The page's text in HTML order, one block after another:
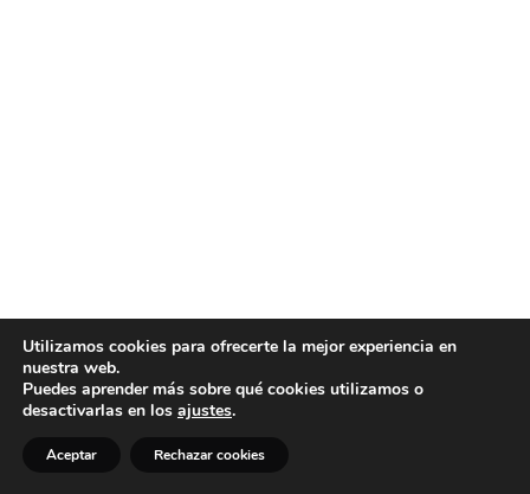
Utilizamos cookies para ofrecerte la mejor experiencia en
nuestra web.
Puedes aprender más sobre qué cookies utilizamos o
desactivarlas en los ajustes.
Aceptar Rechazar cookies